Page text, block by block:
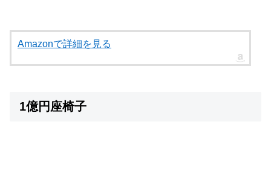
Amazonで詳細を見る
1億円座椅子